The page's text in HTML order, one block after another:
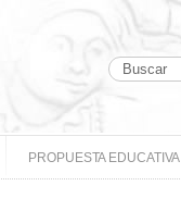
PROPUESTA EDUCATIVA